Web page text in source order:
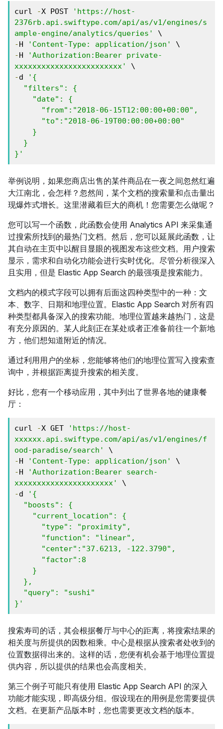
curl -X POST
'https://host-
2376rb.api.swiftype.com/api/as/v1/engines/s
ample-engine/analytics/queries'
-H 'Content-Type: application/json'
-H
'Authorization:Bearer private-
xxxxxxxxxxxxxxxxxxxxxxxx'
-d
'{
}'
举例说明，如果您商店出售的某件商品在一夜之间忽然红遍
大江南北，会怎样？忽然间，某个文档的搜索量和点击量出
现爆炸式增长。这里潜藏着巨大的商机！您需要怎么做呢？
您可以写一个函数，此函数会使用 Analytics API 来采集通
过搜索所找到的最热门文档。然后，您可以延展此函数，让
其自动在主页中以醒目显眼的视图发布这些文档。用户搜索
显示，需求和自动化功能会进行实时优化。尽管分析很深入
且实用，但是 Elastic App Search 的最强项是搜索能力。
文档内的模式字段可以拥有后面这四种类型中的一种：文
本、数字、日期和地理位置。Elastic App Search 对所有四
种类型都具备深入的搜索功能。地理位置越来越热门，这是
有充分原因的。某人此刻正在某处或者正准备前往一个新地
方，他们想知道附近的情况。
通过利用用户的坐标，您能够将他们的地理位置写入搜索查
询中，并根据距离提升搜索的相关度。
好比，您有一个移动应用，其中列出了世界各地的健康餐
厅：
curl -X GET
'https://host-
xxxxxx.api.swiftype.com/api/as/v1/engines/f
ood-paradise/search'
-H 'Content-Type: application/json'
-H
'Authorization:Bearer search-
xxxxxxxxxxxxxxxxxxxxxx'
-d
'{
}'
搜索寿司的话，其会根据餐厅与中心的距离，将搜索结果的
相关度与所提供的因数相乘。中心是根据从搜索者处收到的
位置数据得出来的。这样的话，您便有机会基于地理位置提
供内容，所以提供的结果也会高度相关。
第三个例子可能只有使用 Elastic App Search API 的深入
功能才能实现，即高级分组。假设现在的用例是您需要提供
文档。在更新产品版本时，您也需要更改文档的版本。